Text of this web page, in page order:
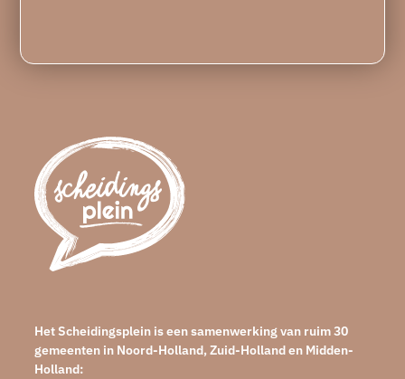
Het Scheidingsplein is een samenwerking van ruim 30
gemeenten in Noord-Holland, Zuid-Holland en Midden-
Holland: